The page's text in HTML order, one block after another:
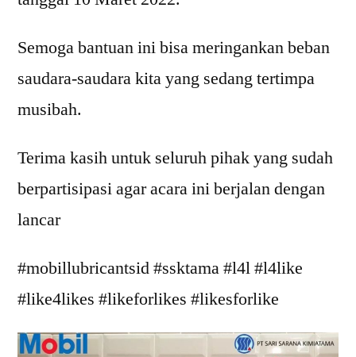
Semoga bantuan ini bisa meringankan beban
saudara-saudara kita yang sedang tertimpa
musibah.
Terima kasih untuk seluruh pihak yang sudah
berpartisipasi agar acara ini berjalan dengan
lancar
#mobillubricantsid #ssktama #l4l #l4like
#like4likes #likeforlikes #likesforlike